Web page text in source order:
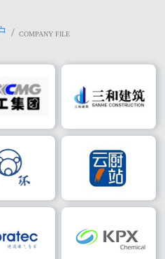
/ COMPANY FILE